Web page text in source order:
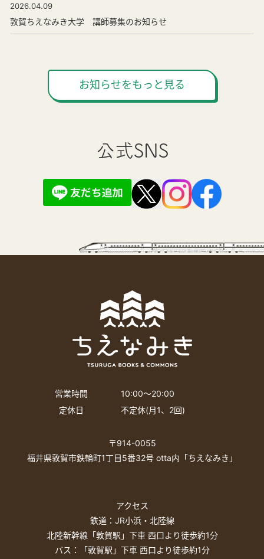
2026.04.09
敦賀ちえなみき大学 講師募集のお知らせ
お知らせをもっと見る
公式SNS
営業時間
10:00〜20:00
定休日
不定休(月1、2回)
〒914-0055
福井県敦賀市鉄輪町1丁目5番32号 otta内「ちえなみき」
アクセス
鉄道：JR小浜・北陸線
北陸新幹線「敦賀駅」下車 西口より徒歩約1分
バス：「敦賀駅」下車 西口より徒歩約1分